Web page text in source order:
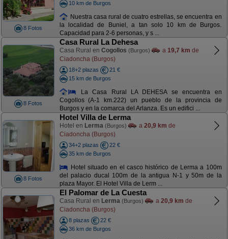
8 Fotos
10 km de Burgos
Nuestra casa rural de cuatro estrellas, se encuentra en
la localidad de Buniel, a tan solo 10 km de Burgos.
Capacidad para 2-6 personas, y s ...
8 Fotos
Casa Rural La Dehesa
Casa Rural en Cogollos (Burgos) a 19,7 km de
Ciadoncha (Burgos)
18+2 plazas
21 €
15 km de Burgos
La Casa Rural LA DEHESA se encuentra en
Cogollos (A-1 km.222) un pueblo de la provincia de
Burgos y en la comarca del Arlanza. Es un edifici ...
8 Fotos
Hotel Villa de Lerma
Hotel en Lerma (Burgos) a 20,9 km de
Ciadoncha (Burgos)
34+2 plazas
22 €
35 km de Burgos
Hotel situado en el casco histórico de Lerma a 100m
del palacio ducal 100m de la antigua N-1 y 50m de la
plaza Mayor. El Hotel Villa de Lerm ...
El Palomar de La Cuesta
Casa Rural en Lerma (Burgos) a 20,9 km de
Ciadoncha (Burgos)
8 plazas
22 €
36 km de Burgos